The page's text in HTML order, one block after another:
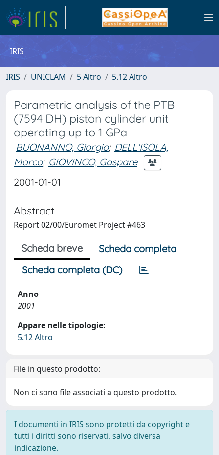
IRIS
IRIS UNICLAM 5 Altro 5.12 Altro
Parametric analysis of the PTB
(7594 DH) piston cylinder unit
operating up to 1 GPa
BUONANNO, Giorgio; DELL'ISOLA,
Marco; GIOVINCO, Gaspare
2001-01-01
Abstract
Report 02/00/Euromet Project #463
Scheda breve
Scheda completa
Scheda completa (DC)
Anno
2001
Appare nelle tipologie:
5.12 Altro
File in questo prodotto:
Non ci sono file associati a questo prodotto.
I documenti in IRIS sono protetti da copyright e
tutti i diritti sono riservati, salvo diversa
indicazione.